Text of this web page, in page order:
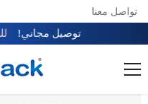
تخطي إلى المحتوى
تواصل معنا
توصيل مجاني!